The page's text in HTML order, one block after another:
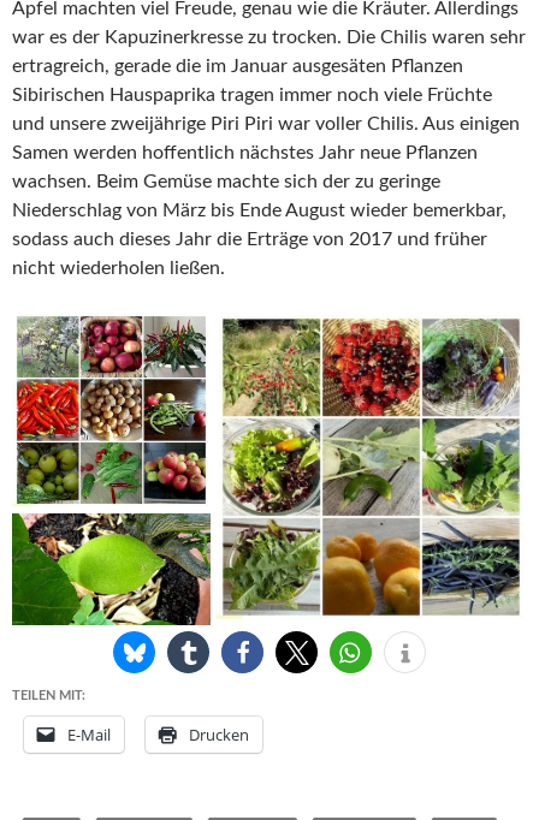
Äpfel machten viel Freude, genau wie die Kräuter. Allerdings
war es der Kapuzinerkresse zu trocken. Die Chilis waren sehr
ertragreich, gerade die im Januar ausgesäten Pflanzen
Sibirischen Hauspaprika tragen immer noch viele Früchte
und unsere zweijährige Piri Piri war voller Chilis. Aus einigen
Samen werden hoffentlich nächstes Jahr neue Pflanzen
wachsen. Beim Gemüse machte sich der zu geringe
Niederschlag von März bis Ende August wieder bemerkbar,
sodass auch dieses Jahr die Erträge von 2017 und früher
nicht wiederholen ließen.
TEILEN MIT:
E-Mail Drucken